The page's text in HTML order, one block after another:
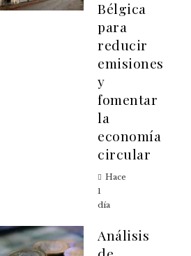
Bélgica
para
reducir
emisiones
y
fomentar
la
economía
circular
Hace
1
día
Análisis